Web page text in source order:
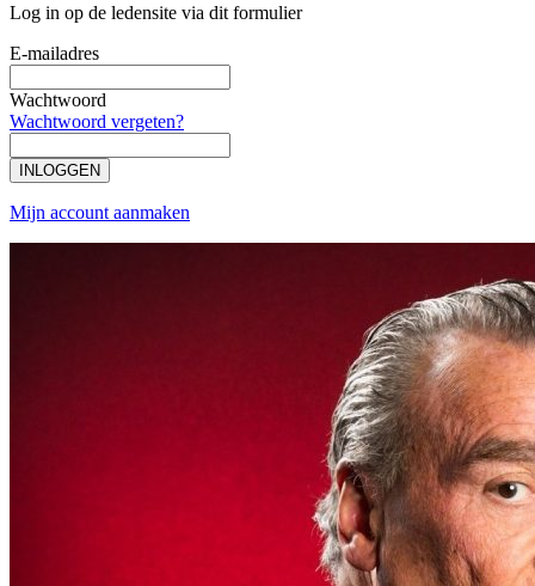
Log in op de ledensite via dit formulier
E-mailadres
Wachtwoord
Wachtwoord vergeten?
INLOGGEN
Mijn account aanmaken